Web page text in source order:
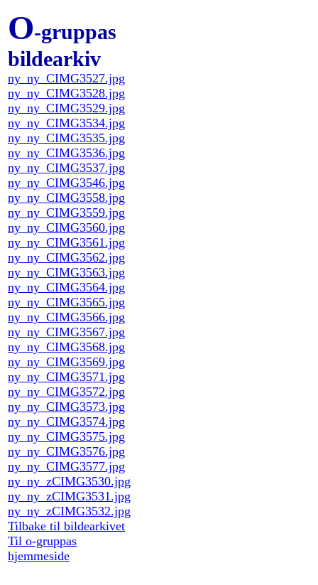
O-gruppas
bildearkiv
ny_ny_CIMG3527.jpg
ny_ny_CIMG3528.jpg
ny_ny_CIMG3529.jpg
ny_ny_CIMG3534.jpg
ny_ny_CIMG3535.jpg
ny_ny_CIMG3536.jpg
ny_ny_CIMG3537.jpg
ny_ny_CIMG3546.jpg
ny_ny_CIMG3558.jpg
ny_ny_CIMG3559.jpg
ny_ny_CIMG3560.jpg
ny_ny_CIMG3561.jpg
ny_ny_CIMG3562.jpg
ny_ny_CIMG3563.jpg
ny_ny_CIMG3564.jpg
ny_ny_CIMG3565.jpg
ny_ny_CIMG3566.jpg
ny_ny_CIMG3567.jpg
ny_ny_CIMG3568.jpg
ny_ny_CIMG3569.jpg
ny_ny_CIMG3571.jpg
ny_ny_CIMG3572.jpg
ny_ny_CIMG3573.jpg
ny_ny_CIMG3574.jpg
ny_ny_CIMG3575.jpg
ny_ny_CIMG3576.jpg
ny_ny_CIMG3577.jpg
ny_ny_zCIMG3530.jpg
ny_ny_zCIMG3531.jpg
ny_ny_zCIMG3532.jpg
Tilbake til bildearkivet
Til o-gruppas
hjemmeside